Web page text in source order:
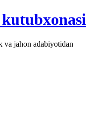
va jahon adabiyotidan